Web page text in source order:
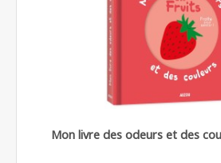
Mon livre des odeurs et des